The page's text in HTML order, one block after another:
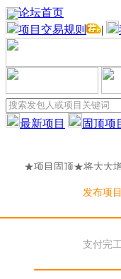
论坛首页
项目交易规则
|
最新项目 固顶项
★项目固顶★将大大增
目固顶★将大大
目固顶★将大大
发布项目
支付完工